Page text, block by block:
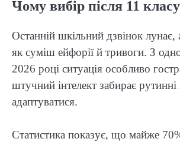
Чому вибір після 11
Останній шкільний дзвінок
як суміш ейфорії й тривоги. З
2026 році ситуація особливо
штучний інтелект забирає
адаптуватися.
Статистика показує, що майже